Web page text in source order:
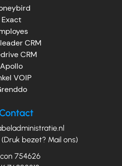
Exact
CRM
CRM
Apollo
VOIP
bezet? Mail ons)
754626